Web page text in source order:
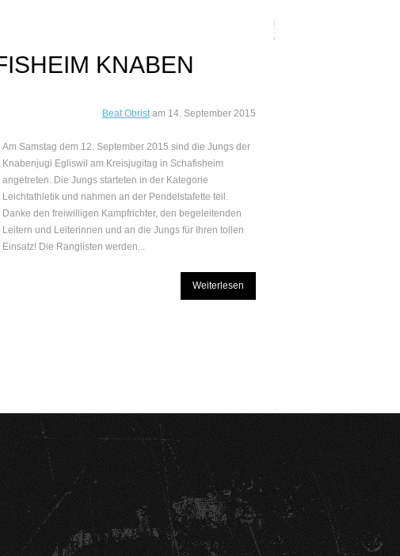
KNABEN
Beat Obristam 14. September 2015
Am Samstag dem 12. September 2015 sind die Jungs der
Knabenjugi Egliswil am Kreisjugitag in Schafisheim
angetreten. Die Jungs starteten in der Kategorie
Leichtathletik und nahmen an der Pendelstafette teil.
Danke den freiwilligen Kampfrichter, den begeleitenden
Leitern und Leiterinnen und an die Jungs für Ihren tollen
Einsatz! Die Ranglisten werden...
Weiterlesen